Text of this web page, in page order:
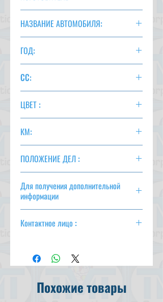
ТРАНСМИССИЯ АВТО
НАЗВАНИЕ АВТОМОБИЛЯ:
ГОД:
CC:
ЦВЕТ :
КМ:
ПОЛОЖЕНИЕ ДЕЛ :
Для получения дополнительной
информации
Контактное лицо :
Махмуд Хасан
(+ 81-90-5684-1624)
Похожие товары